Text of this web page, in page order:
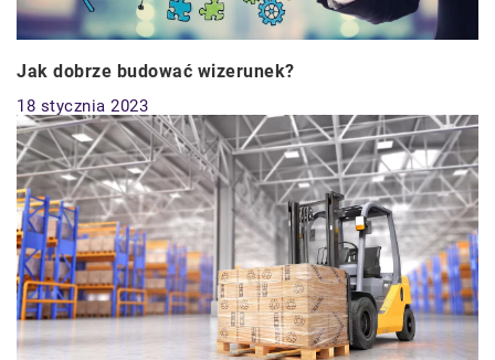
Jak dobrze budować wizerunek?
18 stycznia 2023